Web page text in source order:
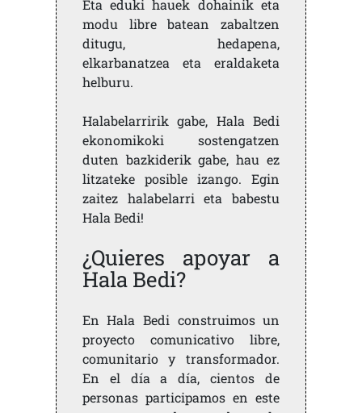
Eta eduki hauek dohainik eta
modu libre batean zabaltzen
ditugu, hedapena,
elkarbanatzea eta eraldaketa
helburu.
Halabelarririk gabe, Hala Bedi
ekonomikoki sostengatzen
duten bazkiderik gabe, hau ez
litzateke posible izango. Egin
zaitez halabelarri eta babestu
Hala Bedi!
¿Quieres apoyar a
Hala Bedi?
En Hala Bedi construimos un
proyecto comunicativo libre,
comunitario y transformador.
En el día a día, cientos de
personas participamos en este